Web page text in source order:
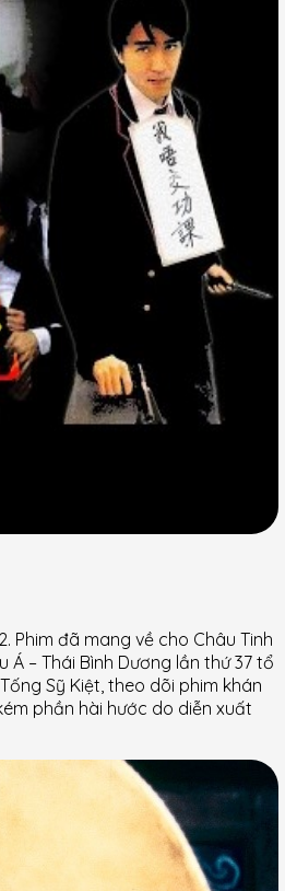
Phim đã mang về cho Châu Tinh
Á – Thái Bình Dương lần thứ 37 tổ
Sỹ Kiệt, theo dõi phim khán
phần hài hước do diễn xuất